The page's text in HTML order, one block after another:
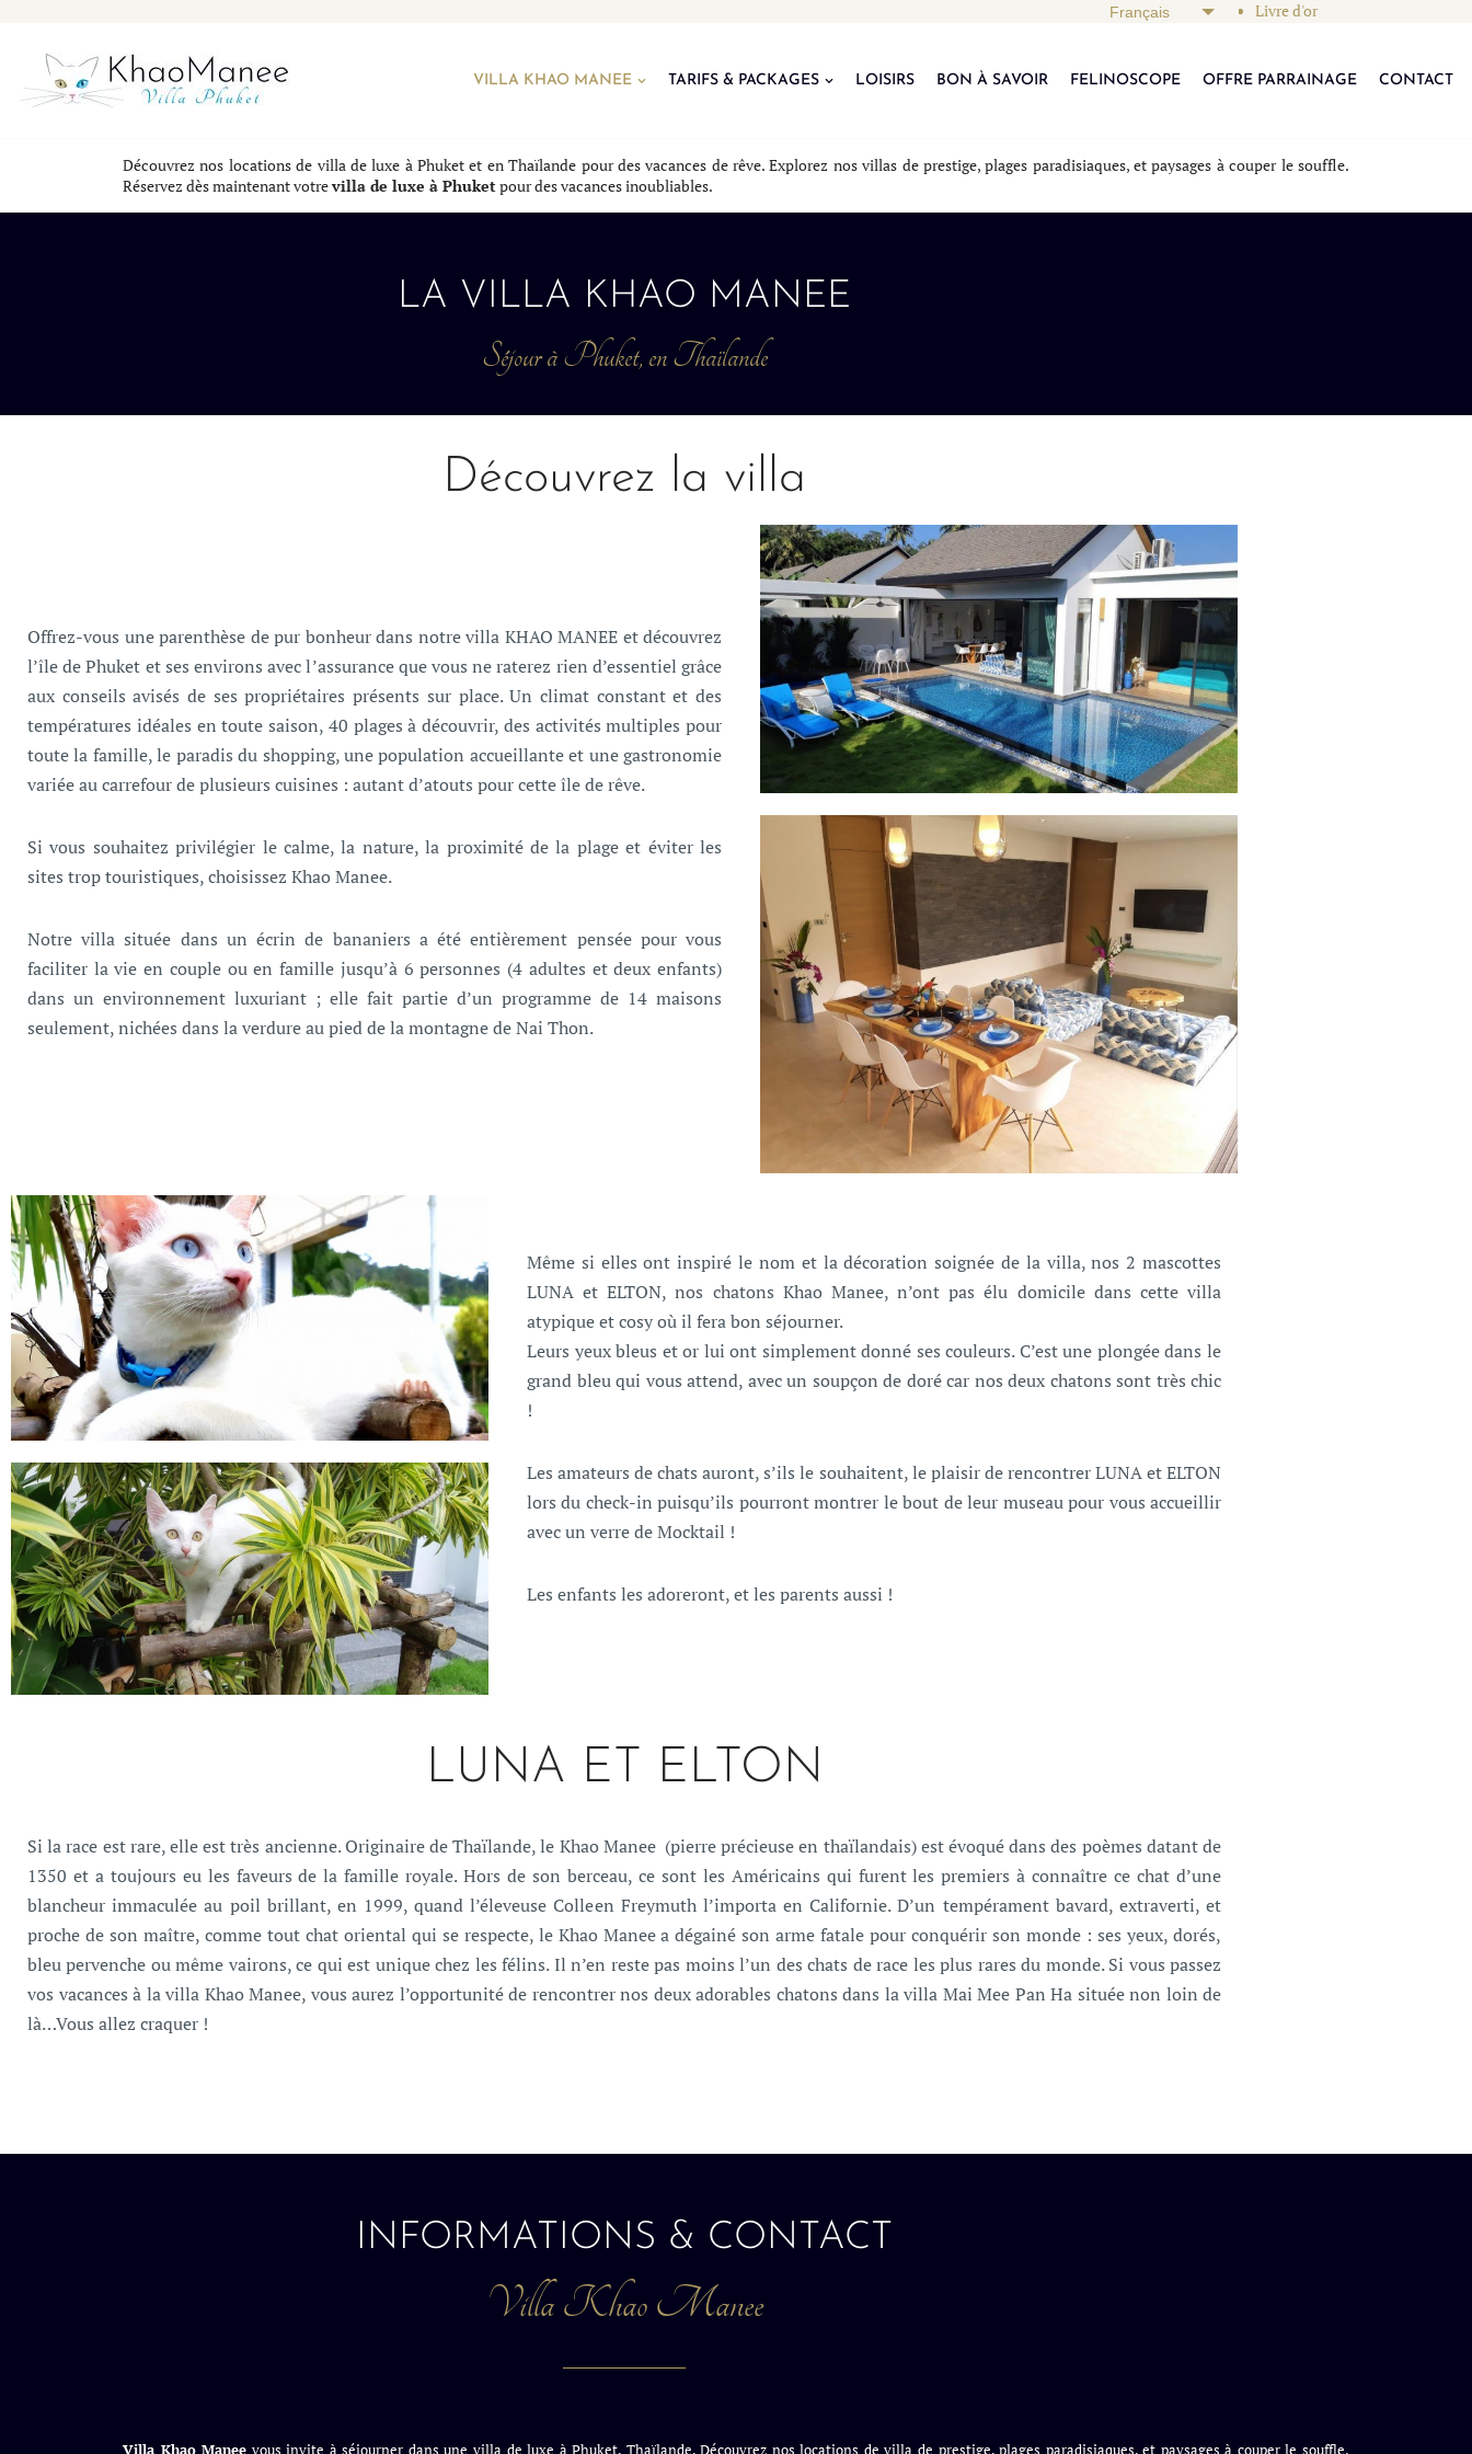
Aller
au
Livre d'or
VILLA KHAO MANEE TARIFS & PACKAGES LOISIRS BON À SAVOIR FELINOSCOPE OFFRE PARRAINAGE CONTACT
Découvrez nos locations de villa de luxe à Phuket et en Thaïlande pour des vacances de rêve. Explorez nos villas de prestige, plages paradisiaques, et paysages à couper le souffle.
Réservez dès maintenant votrevilla de luxe à Phuketpour des vacances inoubliables.
LA VILLA KHAO MANEE
Séjour à Phuket, en Thaïlande
Découvrez la villa
Offrez-vous une parenthèse de pur bonheur dans notre villa KHAO MANEE et découvrez
l’île de Phuket et ses environs avec l’assurance que vous ne raterez rien d’essentiel grâce
aux conseils avisés de ses propriétaires présents sur place. Un climat constant et des
températures idéales en toute saison, 40 plages à découvrir, des activités multiples pour
toute la famille, le paradis du shopping, une population accueillante et une gastronomie
variée au carrefour de plusieurs cuisines : autant d’atouts pour cette île de rêve.
Si vous souhaitez privilégier le calme, la nature, la proximité de la plage et éviter les
sites trop touristiques, choisissez Khao Manee.
Notre villa située dans un écrin de bananiers a été entièrement pensée pour vous
faciliter la vie en couple ou en famille jusqu’à 6 personnes (4 adultes et deux enfants)
dans un environnement luxuriant ; elle fait partie d’un programme de 14 maisons
seulement, nichées dans la verdure au pied de la montagne de Nai Thon.
Même si elles ont inspiré le nom et la décoration soignée de la villa, nos 2 mascottes
LUNA et ELTON, nos chatons Khao Manee, n’ont pas élu domicile dans cette villa
atypique et cosy où il fera bon séjourner.
Leurs yeux bleus et or lui ont simplement donné ses couleurs. C’est une plongée dans le
grand bleu qui vous attend, avec un soupçon de doré car nos deux chatons sont très chic
!
Les amateurs de chats auront, s’ils le souhaitent, le plaisir de rencontrer LUNA et ELTON
lors du check-in puisqu’ils pourront montrer le bout de leur museau pour vous accueillir
avec un verre de Mocktail !
Les enfants les adoreront, et les parents aussi !
LUNA ET ELTON
Si la race est rare, elle est très ancienne. Originaire de Thaïlande, le Khao Manee (pierre précieuse en thaïlandais) est évoqué dans des poèmes datant de
1350 et a toujours eu les faveurs de la famille royale. Hors de son berceau, ce sont les Américains qui furent les premiers à connaître ce chat d’une
blancheur immaculée au poil brillant, en 1999, quand l’éleveuse Colleen Freymuth l’importa en Californie. D’un tempérament bavard, extraverti, et
proche de son maître, comme tout chat oriental qui se respecte, le Khao Manee a dégainé son arme fatale pour conquérir son monde : ses yeux, dorés,
bleu pervenche ou même vairons, ce qui est unique chez les félins. Il n’en reste pas moins l’un des chats de race les plus rares du monde. Si vous passez
vos vacances à la villa Khao Manee, vous aurez l’opportunité de rencontrer nos deux adorables chatons dans la villa Mai Mee Pan Ha située non loin de
là…Vous allez craquer !
INFORMATIONS & CONTACT
Villa Khao Manee
Villa Khao Manee vous invite à séjourner dans une villa de luxe à Phuket, Thaïlande. Découvrez nos locations de villa de prestige, plages paradisiaques, et paysages à couper le souffle.